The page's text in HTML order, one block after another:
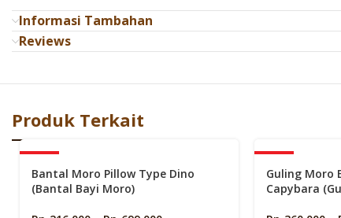
Informasi Tambahan
Reviews
Produk Terkait
Bantal Moro Pillow Type Dino
(Bantal Bayi Moro)
Guling Moro
Capybara